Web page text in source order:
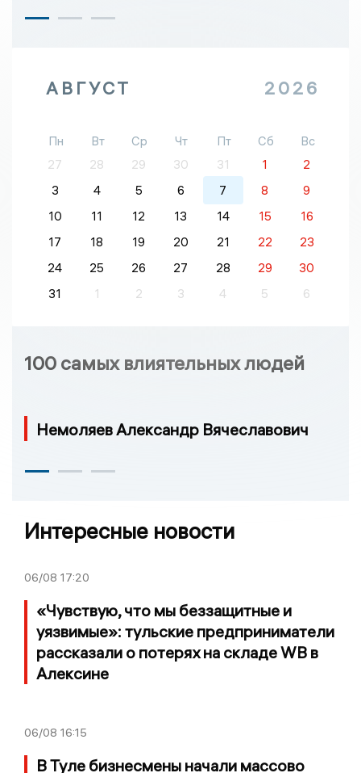
АВГУСТ 2026
Пн Вт Ср Чт Пт Сб
Вс
27
28 29 30 31 1
2
3
4 5 6 7 8
9
10
11 12 13 14 15
16
17
18 19 20 21 22
23
24
25 26 27 28 29
30
31
1 2 3 4 5 6
100 самых влиятельных людей
Немоляев Александр Вячеславович
Интересные новости
06/08 17:20
«Чувствую, что мы беззащитные и
уязвимые»: тульские предприниматели
рассказали о потерях на складе WB в
Алексине
06/08 16:15
В Туле бизнесмены начали массово